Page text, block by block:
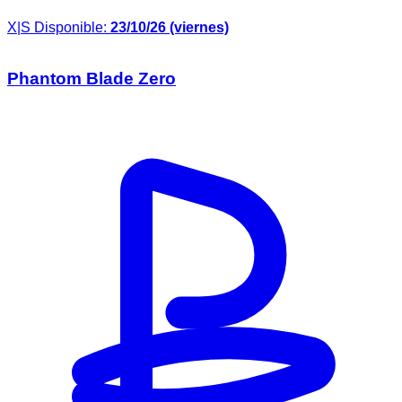
X|S Disponible: 23/10/26 (viernes)
Phantom Blade Zero